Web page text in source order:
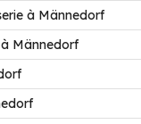
à Männedorf
Männedorf